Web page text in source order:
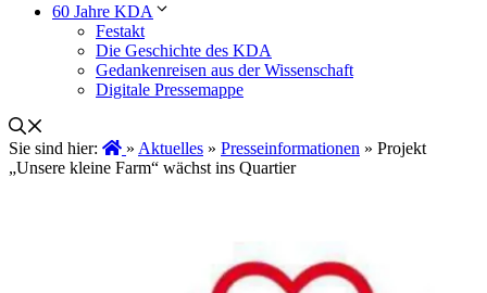
60 Jahre KDA
Festakt
Die Geschichte des KDA
Gedankenreisen aus der Wissenschaft
Digitale Pressemappe
Sie sind hier: » Aktuelles » Presseinformationen » Projekt
„Unsere kleine Farm“ wächst ins Quartier